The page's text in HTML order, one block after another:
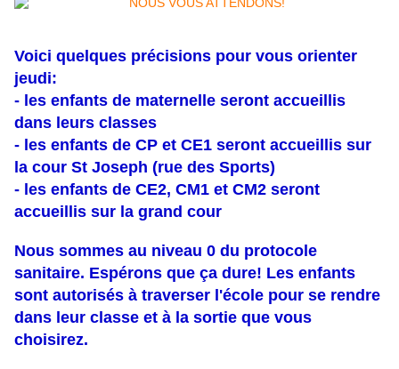
Voici quelques précisions pour vous orienter
jeudi:
- les enfants de maternelle seront accueillis
dans leurs classes
- les enfants de CP et CE1 seront accueillis sur
la cour St Joseph (rue des Sports)
- les enfants de CE2, CM1 et CM2 seront
accueillis sur la grand cour
Nous sommes au niveau 0 du protocole
sanitaire. Espérons que ça dure! Les enfants
sont autorisés à traverser l'école pour se rendre
dans leur classe et à la sortie que vous
choisirez.